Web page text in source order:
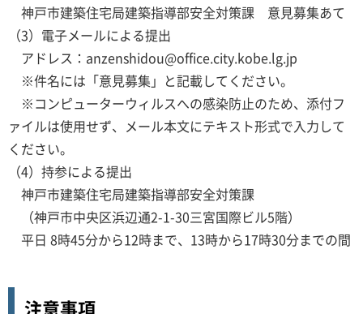
神戸市建築住宅局建築指導部安全対策課 意見募集あて
（3）電子メールによる提出
アドレス：anzenshidou@office.city.kobe.lg.jp
※件名には「意見募集」と記載してください。
※コンピューターウィルスへの感染防止のため、添付フ
ァイルは使用せず、メール本文にテキスト形式で入力して
ください。
（4）持参による提出
神戸市建築住宅局建築指導部安全対策課
（神戸市中央区浜辺通2-1-30三宮国際ビル5階）
平日 8時45分から12時まで、13時から17時30分までの間
注意事項